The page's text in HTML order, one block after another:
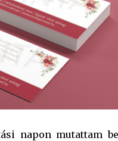
napon mutattam